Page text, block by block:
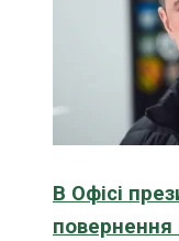
В Офісі